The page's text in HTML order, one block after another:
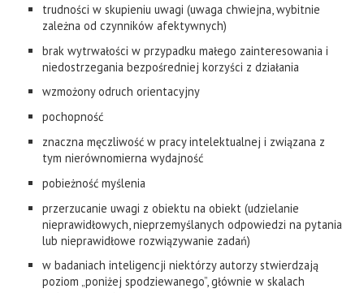
trudności w skupieniu uwagi (uwaga chwiejna, wybitnie
zależna od czynników afektywnych)
brak wytrwałości w przypadku małego zainteresowania i
niedostrzegania bezpośredniej korzyści z działania
wzmożony odruch orientacyjny
pochopność
znaczna męczliwość w pracy intelektualnej i związana z
tym nierównomierna wydajność
pobieżność myślenia
przerzucanie uwagi z obiektu na obiekt (udzielanie
nieprawidłowych, nieprzemyślanych odpowiedzi na pytania
lub nieprawidłowe rozwiązywanie zadań)
w badaniach inteligencji niektórzy autorzy stwierdzają
poziom „poniżej spodziewanego”, głównie w skalach